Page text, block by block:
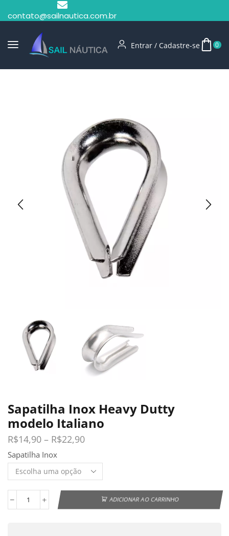
contato@sailnautica.com.br
Entrar / Cadastre-se 0
Sapatilha Inox Heavy Dutty
modelo Italiano
R$14,90 – R$22,90
Sapatilha Inox
ADICIONAR AO CARRINHO